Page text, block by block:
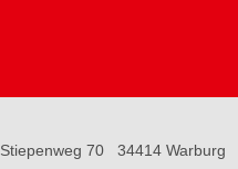
Stiepenweg 70 34414 Warburg